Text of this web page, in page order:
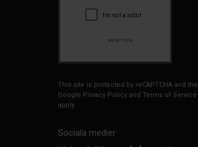
This site is protected by reCAPTCHA and the
Google Privacy Policyand Terms of Service
apply.
Sociala medier